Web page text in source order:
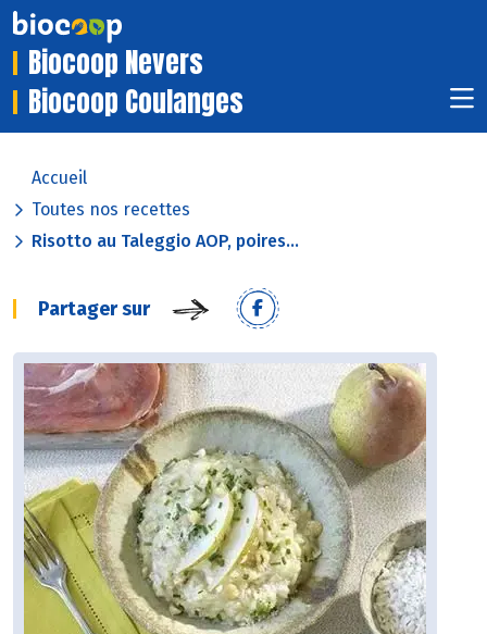
Biocoop Nevers
Biocoop Coulanges
Accueil
Toutes nos recettes
Risotto au Taleggio AOP, poires...
Partager sur